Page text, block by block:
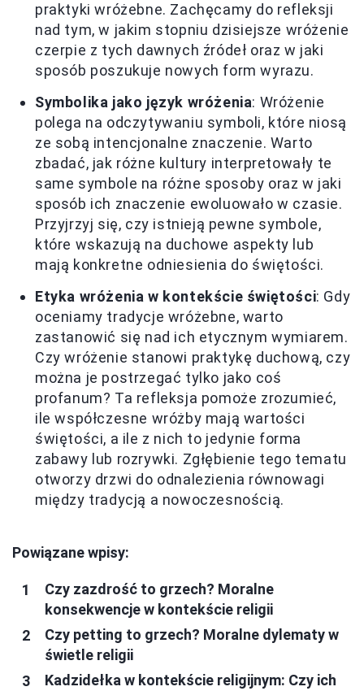
praktyki wróżebne. Zachęcamy do refleksji
nad tym, w jakim stopniu dzisiejsze wróżenie
czerpie z tych dawnych źródeł oraz w jaki
sposób poszukuje nowych form wyrazu.
Symbolika jako język wróżenia: Wróżenie
polega na odczytywaniu symboli, które niosą
ze sobą intencjonalne znaczenie. Warto
zbadać, jak różne kultury interpretowały te
same symbole na różne sposoby oraz w jaki
sposób ich znaczenie ewoluowało w czasie.
Przyjrzyj się, czy istnieją pewne symbole,
które wskazują na duchowe aspekty lub
mają konkretne odniesienia do świętości.
Etyka wróżenia w kontekście świętości: Gdy
oceniamy tradycje wróżebne, warto
zastanowić się nad ich etycznym wymiarem.
Czy wróżenie stanowi praktykę duchową, czy
można je postrzegać tylko jako coś
profanum? Ta refleksja pomoże zrozumieć,
ile współczesne wróżby mają wartości
świętości, a ile z nich to jedynie forma
zabawy lub rozrywki. Zgłębienie tego tematu
otworzy drzwi do odnalezienia równowagi
między tradycją a nowoczesnością.
Powiązane wpisy:
Czy zazdrość to grzech? Moralne
konsekwencje w kontekście religii
Czy petting to grzech? Moralne dylematy w
świetle religii
Kadzidełka w kontekście religijnym: Czy ich